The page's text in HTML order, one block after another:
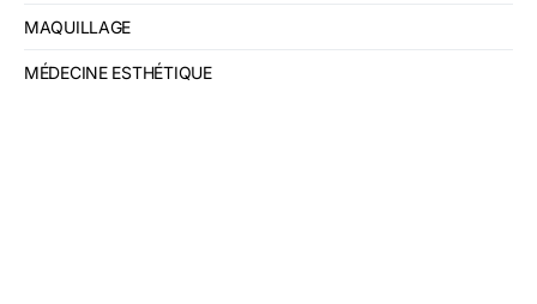
MAQUILLAGE
MÉDECINE ESTHÉTIQUE